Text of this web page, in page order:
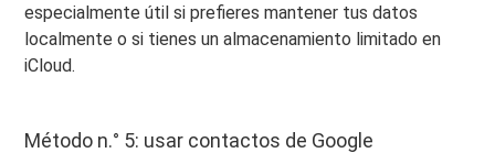
especialmente útil si prefieres mantener tus datos
localmente o si tienes un almacenamiento limitado en
iCloud.
Método n.° 5: usar contactos de Google